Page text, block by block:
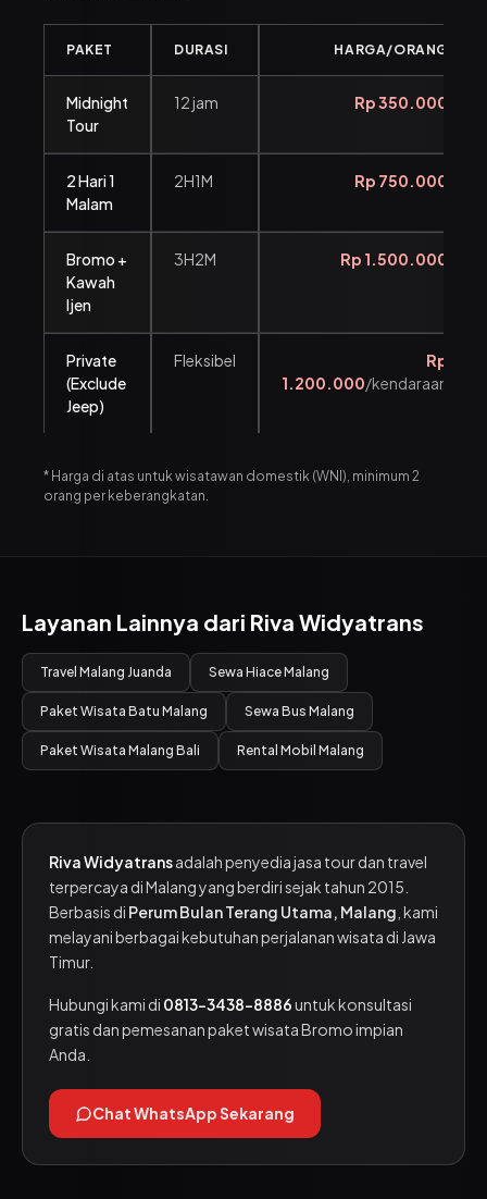
PAKET DURASI HARGA/ORANG
Midnight
Tour
12 jam Rp 350.000
2 Hari 1
Malam
2H1M Rp 750.000
Bromo +
Kawah
Ijen
3H2M Rp 1.500.000
Private
(Exclude
Jeep)
Fleksibel
Rp
1.200.000/kendaraan
* Harga di atas untuk wisatawan domestik (WNI), minimum 2
orang per keberangkatan.
Layanan Lainnya dari Riva Widyatrans
Travel Malang Juanda Sewa Hiace Malang
Paket Wisata Batu Malang Sewa Bus Malang
Paket Wisata Malang Bali Rental Mobil Malang
Riva Widyatransadalah penyedia jasa tour dan travel
terpercaya di Malang yang berdiri sejak tahun 2015.
Berbasis di Perum Bulan Terang Utama, Malang , kami
melayani berbagai kebutuhan perjalanan wisata di Jawa
Timur.
Hubungi kami di 0813-3438-8886untuk konsultasi
gratis dan pemesanan paket wisata Bromo impian
Anda.
Chat WhatsApp Sekarang